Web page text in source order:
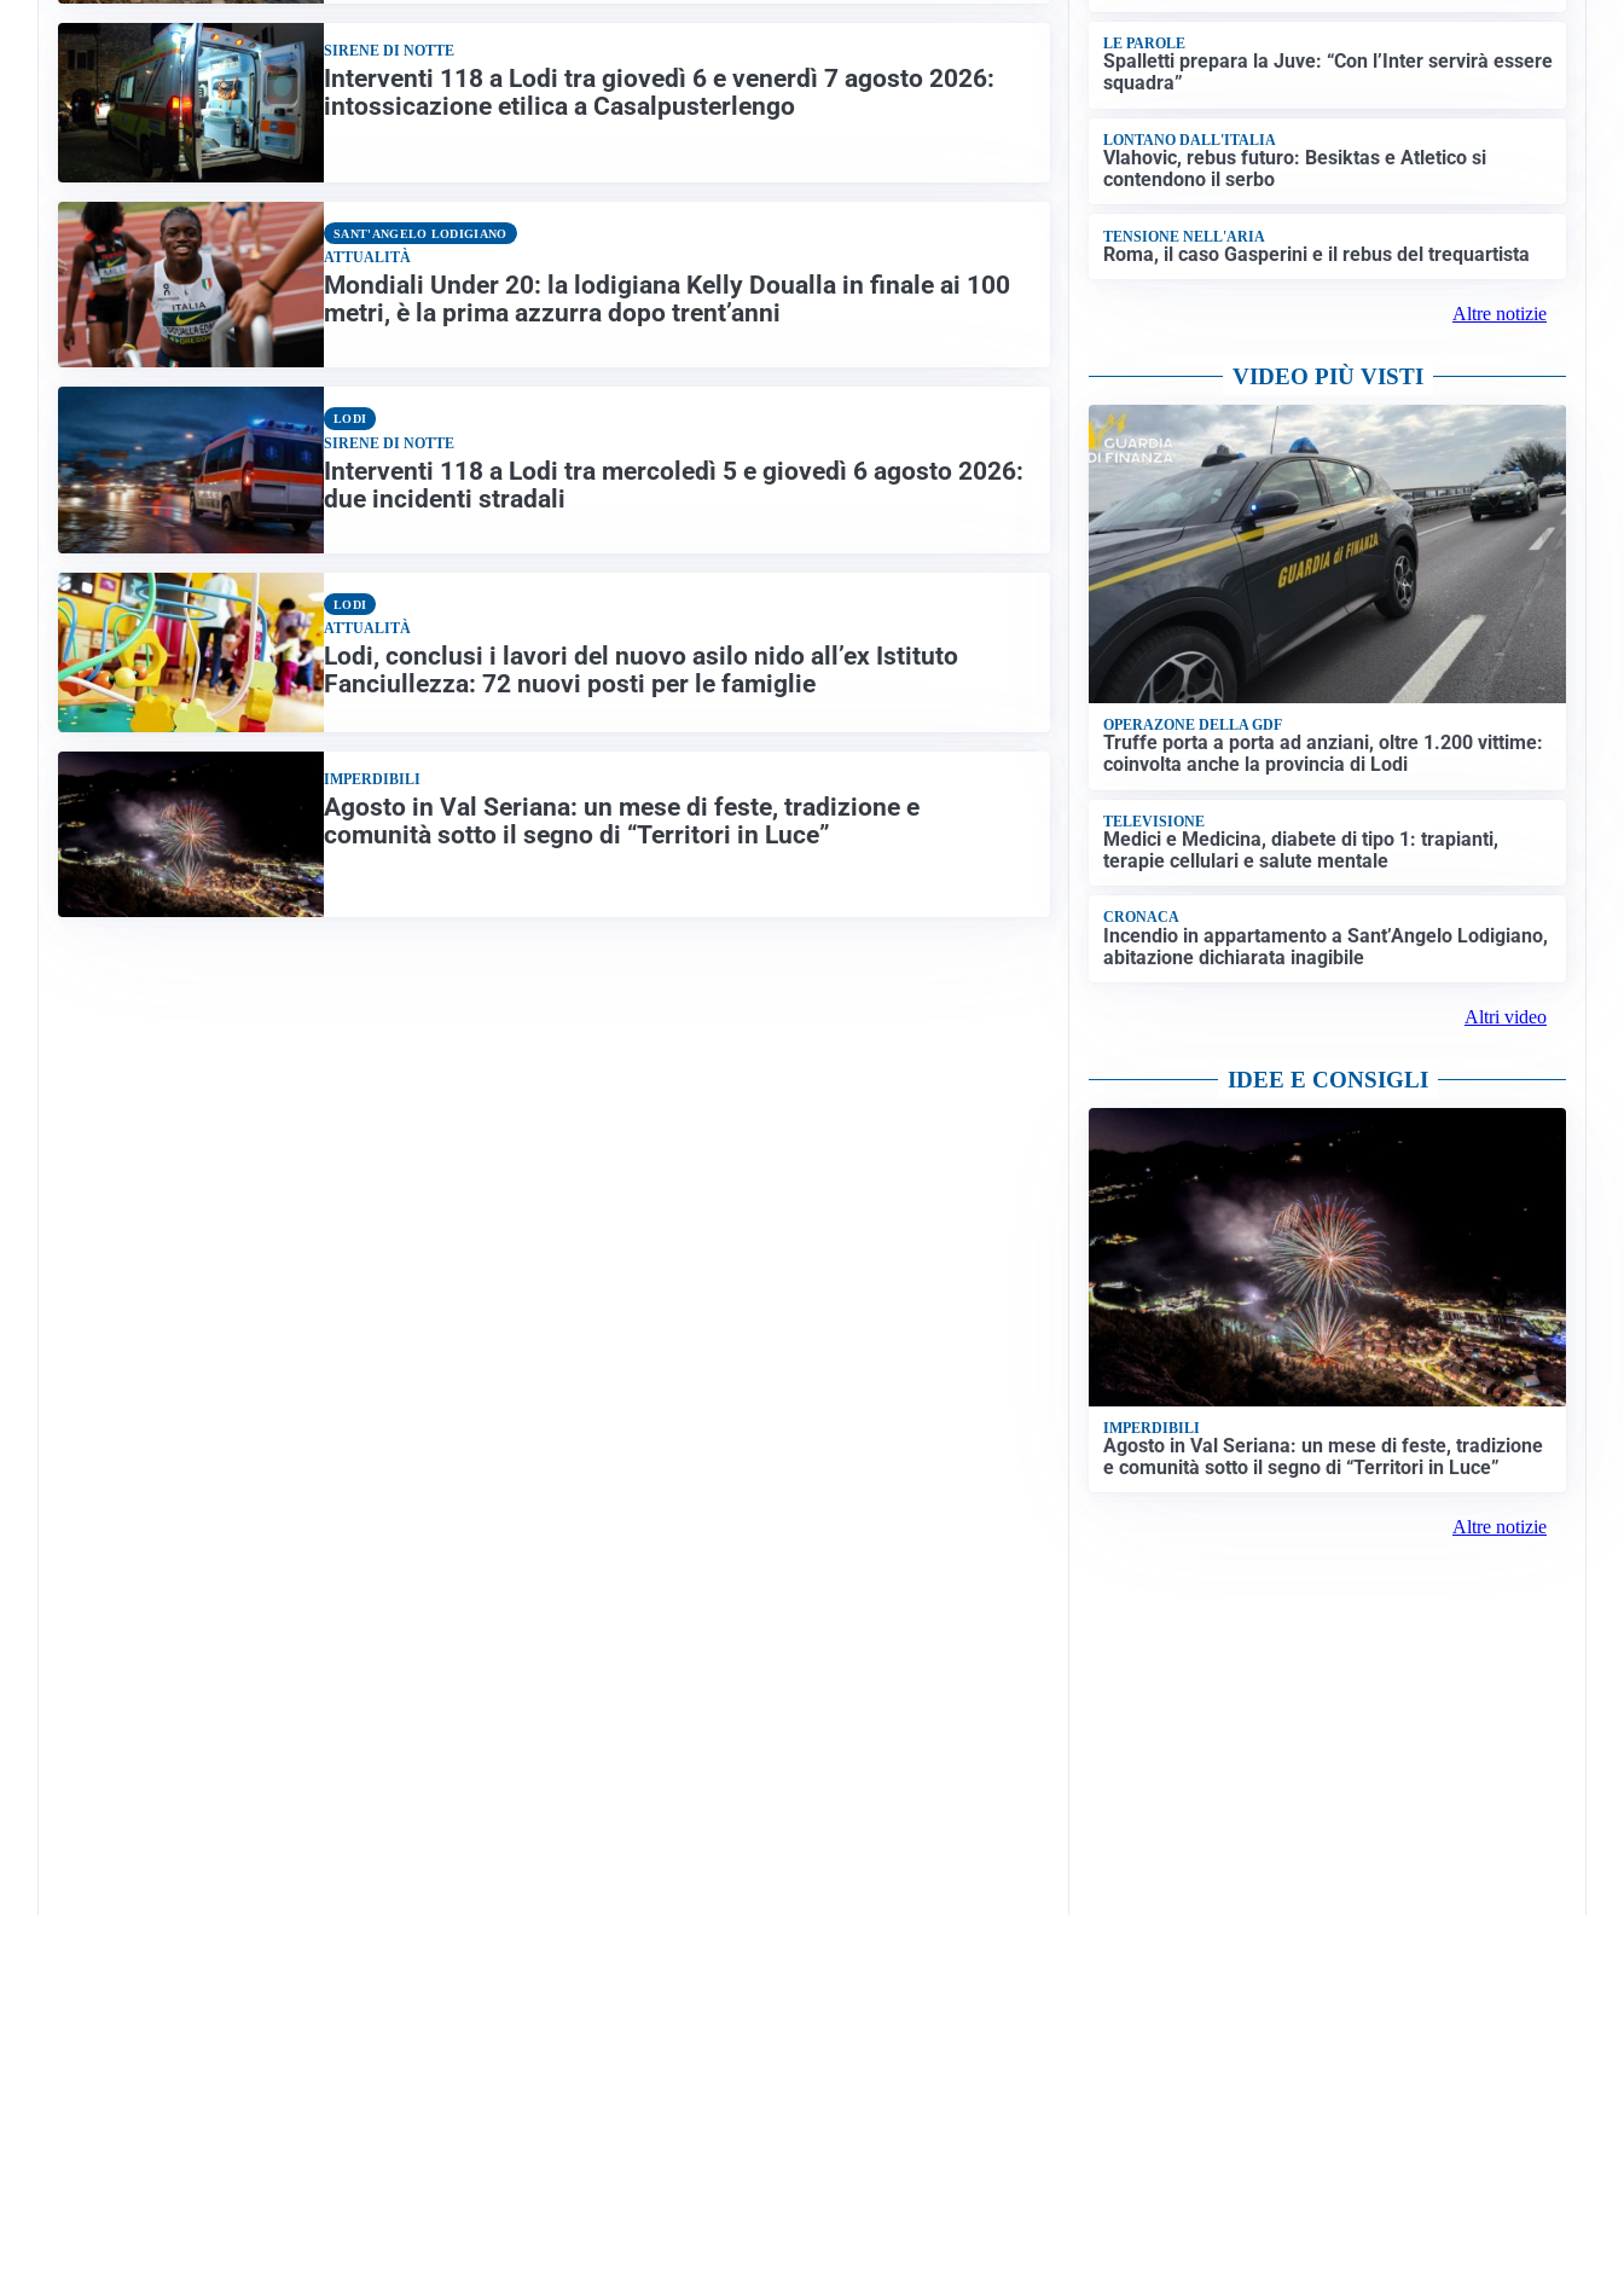
SIRENE DI NOTTE
Interventi 118 a Lodi tra giovedì 6 e venerdì 7 agosto 2026:
intossicazione etilica a Casalpusterlengo
SANT'ANGELO LODIGIANO
ATTUALITÀ
Mondiali Under 20: la lodigiana Kelly Doualla in finale ai 100
metri, è la prima azzurra dopo trent’anni
LODI
SIRENE DI NOTTE
Interventi 118 a Lodi tra mercoledì 5 e giovedì 6 agosto 2026:
due incidenti stradali
LODI
ATTUALITÀ
Lodi, conclusi i lavori del nuovo asilo nido all’ex Istituto
Fanciullezza: 72 nuovi posti per le famiglie
IMPERDIBILI
Agosto in Val Seriana: un mese di feste, tradizione e
comunità sotto il segno di “Territori in Luce”
LE PAROLE
Spalletti prepara la Juve: “Con l’Inter servirà essere
squadra”
LONTANO DALL'ITALIA
Vlahovic, rebus futuro: Besiktas e Atletico si
contendono il serbo
TENSIONE NELL'ARIA
Roma, il caso Gasperini e il rebus del trequartista
Altre notizie
VIDEO PIÙ VISTI
OPERAZONE DELLA GDF
Truffe porta a porta ad anziani, oltre 1.200 vittime:
coinvolta anche la provincia di Lodi
TELEVISIONE
Medici e Medicina, diabete di tipo 1: trapianti,
terapie cellulari e salute mentale
CRONACA
Incendio in appartamento a Sant’Angelo Lodigiano,
abitazione dichiarata inagibile
Altri video
IDEE E CONSIGLI
IMPERDIBILI
Agosto in Val Seriana: un mese di feste, tradizione
e comunità sotto il segno di “Territori in Luce”
Altre notizie